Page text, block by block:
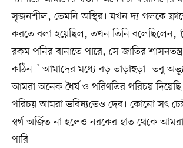
সৃজনশীল, তেমনি অস্থির। যখন দ্য গলকে
করতে বলা হয়েছিল, তখন তিনি বলেছিলেন,
রকম পনির বানাতে পারে, সে জাতির
কঠিন।’ আমাদের মধে৵ বড় তাড়াহুড়া। তবু
আমরা অনেক ধৈর্য ও পরিণতির পরিচয়
পরিচয় আমরা ভবিষ৵তেও দেব। কোনো সৎ
স্বর্গ অজি৴ত না হলেও নরকের হাত থেকে
পারি।